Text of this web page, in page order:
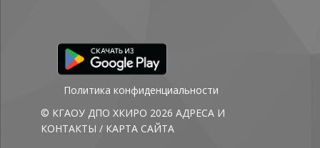
Политика конфиденциальности
© КГАОУ ДПО ХКИРО 2026 АДРЕСА И
КОНТАКТЫ / КАРТА САЙТА